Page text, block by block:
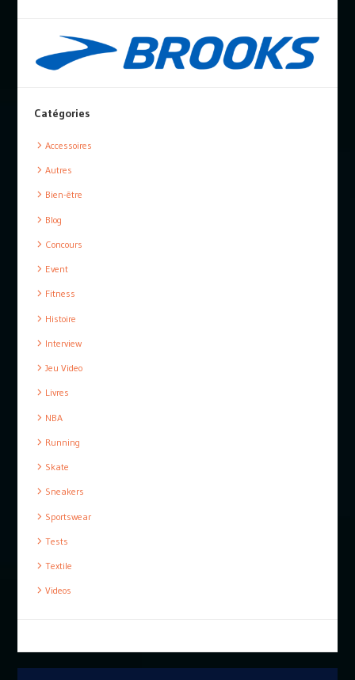
Catégories
Accessoires
Autres
Bien-être
Blog
Concours
Event
Fitness
Histoire
Interview
Jeu Video
Livres
NBA
Running
Skate
Sneakers
Sportswear
Tests
Textile
Videos